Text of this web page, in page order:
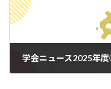
学会ニュース2025年